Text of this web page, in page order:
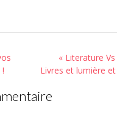
« Literature
Livres et lumière